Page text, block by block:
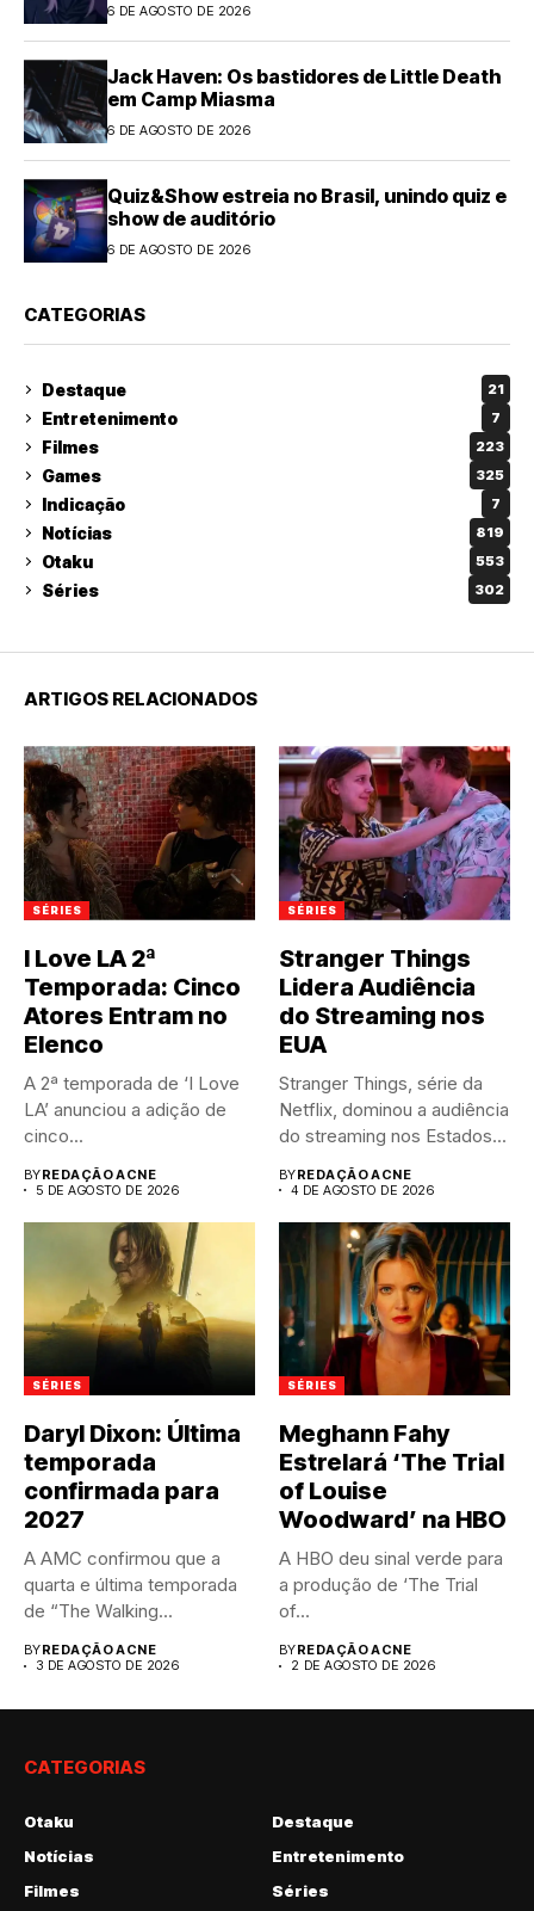
6 DE AGOSTO DE 2026
Jack Haven: Os bastidores de Little Death
em Camp Miasma
6 DE AGOSTO DE 2026
Quiz&Show estreia no Brasil, unindo quiz e
show de auditório
6 DE AGOSTO DE 2026
CATEGORIAS
Destaque 21
Entretenimento 7
Filmes 223
Games 325
Indicação 7
Notícias 819
Otaku 553
Séries 302
ARTIGOS RELACIONADOS
SÉRIES
I Love LA 2ª
Temporada: Cinco
Atores Entram no
Elenco
A 2ª temporada de ‘I Love
LA’ anunciou a adição de
cinco...
BYREDAÇÃO ACNE
5 DE AGOSTO DE 2026
SÉRIES
Stranger Things
Lidera Audiência
do Streaming nos
EUA
Stranger Things, série da
Netflix, dominou a audiência
do streaming nos Estados...
BYREDAÇÃO ACNE
4 DE AGOSTO DE 2026
SÉRIES
Daryl Dixon: Última
temporada
confirmada para
2027
A AMC confirmou que a
quarta e última temporada
de “The Walking...
BYREDAÇÃO ACNE
3 DE AGOSTO DE 2026
SÉRIES
Meghann Fahy
Estrelará ‘The Trial
of Louise
Woodward’ na HBO
A HBO deu sinal verde para
a produção de ‘The Trial
of...
BYREDAÇÃO ACNE
2 DE AGOSTO DE 2026
CATEGORIAS
Otaku
Destaque
Notícias
Entretenimento
Filmes
Séries